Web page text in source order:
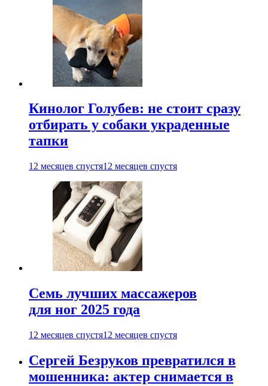
Кинолог Голубев: не стоит сразу
отбирать у собаки украденные
тапки
12 месяцев спустя12 месяцев спустя
Семь лучших массажеров
для ног 2025 года
12 месяцев спустя12 месяцев спустя
Сергей Безруков превратился в
мошенника: актер снимается в